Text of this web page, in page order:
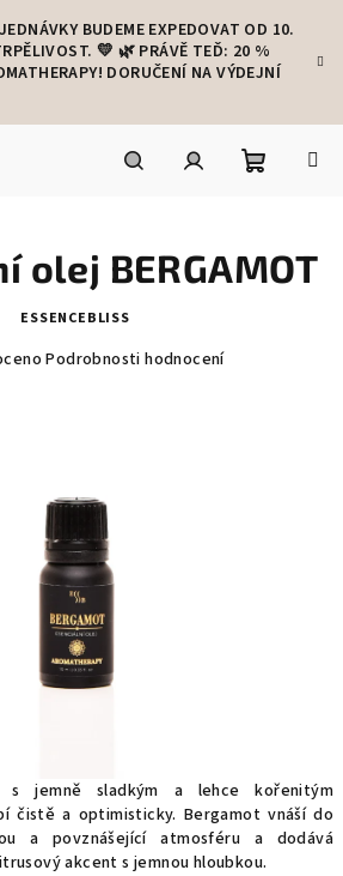
BUDEME EXPEDOVAT OD 10.
💛 🌿 PRÁVĚ TEĎ: 20 %
DORUČENÍ NA VÝDEJNÍ
košík
s jemně sladkým a lehce kořenitým
čistě a optimisticky. Bergamot vnáší do
a povznášející atmosféru a dodává
akcent s jemnou hloubkou.
olej BERGAMOT
ESSENCEBLISS
Podrobnosti hodnocení